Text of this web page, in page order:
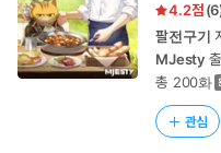
4.2 (6
팔전구기
MJesty
총 200화
관심